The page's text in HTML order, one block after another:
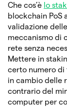
Che cos’è lo
blockchain PoS
validazione
meccanismo di
rete senza
Mettere in
certo numero di
in cambio delle
contrario del
computer per